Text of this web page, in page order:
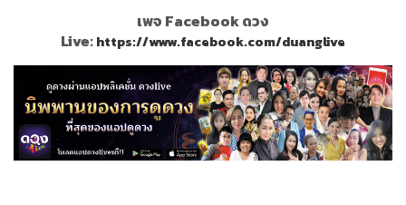
เพจ Facebook ดวง
Live:https://www.facebook.com/duanglive